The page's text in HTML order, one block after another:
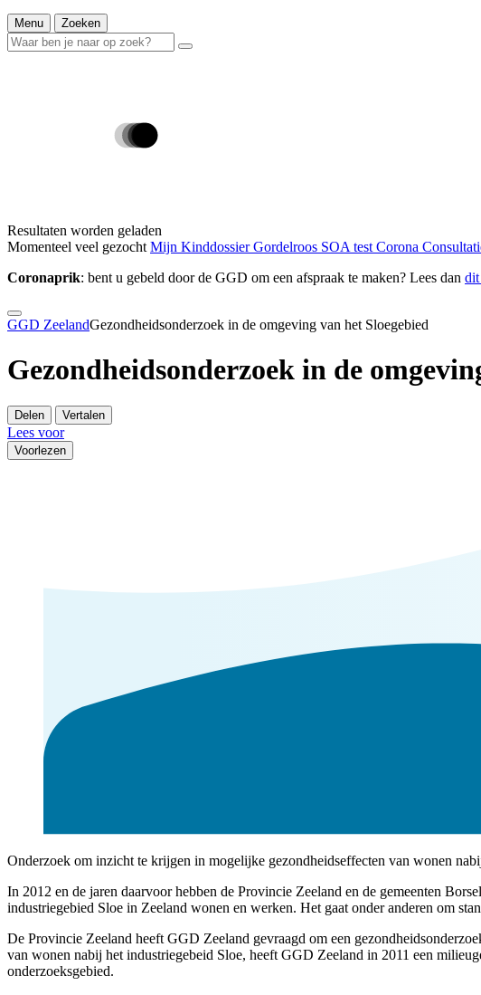
Menu Zoeken
Resultaten worden geladen
Momenteel veel gezocht Mijn KinddossierGordelroos SOA testCorona
Coronaprik: bent u gebeld door de GGD om een afspraak te maken? Lees dan
GGD ZeelandGezondheidsonderzoek in de omgeving van het Sloegebied
Gezondheidsonderzoek in de
Delen Vertalen
Lees voor
Voorlezen
Onderzoek om inzicht te krijgen in mogelijke gezondheidseffecten van wonen
In 2012 en de jaren daarvoor hebben de Provincie Zeeland en de gemeenten
industriegebied Sloe in Zeeland wonen en werken. Het gaat onder anderen om
De Provincie Zeeland heeft GGD Zeeland gevraagd om een
van wonen nabij het industriegebeid Sloe, heeft GGD Zeeland in 2011 een
onderzoeksgebied.